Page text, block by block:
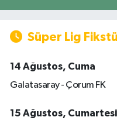
Süper Lig
14 Ağustos, Cuma
Galatasaray - Çorum FK
15 Ağustos, Cumartesi